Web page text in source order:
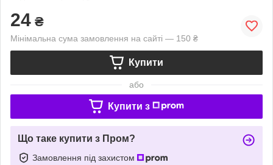
24 ₴
Мінімальна сума замовлення на сайті — 150 ₴
Купити
або
Купити з
Що таке купити з Пром?
Замовлення під захистом